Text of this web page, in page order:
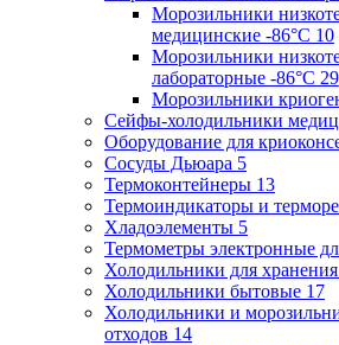
Морозильники
медицинские -86°С 10
Морозильники
лабораторные -86°С 29
Морозильники
Сейфы-холодильники
Оборудование для
Сосуды Дьюара 5
Термоконтейнеры 13
Термоиндикаторы и
Хладоэлементы 5
Термометры электронные
Холодильники для
Холодильники бытовые 17
Холодильники и
отходов 14